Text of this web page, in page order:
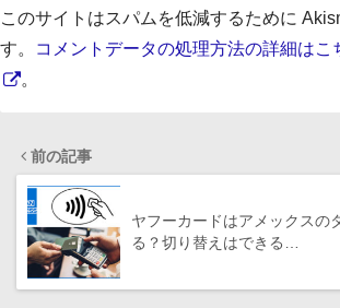
このサイトはスパムを低減するために
す。
コメントデータの処理方法の詳細はこ
。
前の記事
ヤフーカードはアメックスの
る？切り替えはできる…